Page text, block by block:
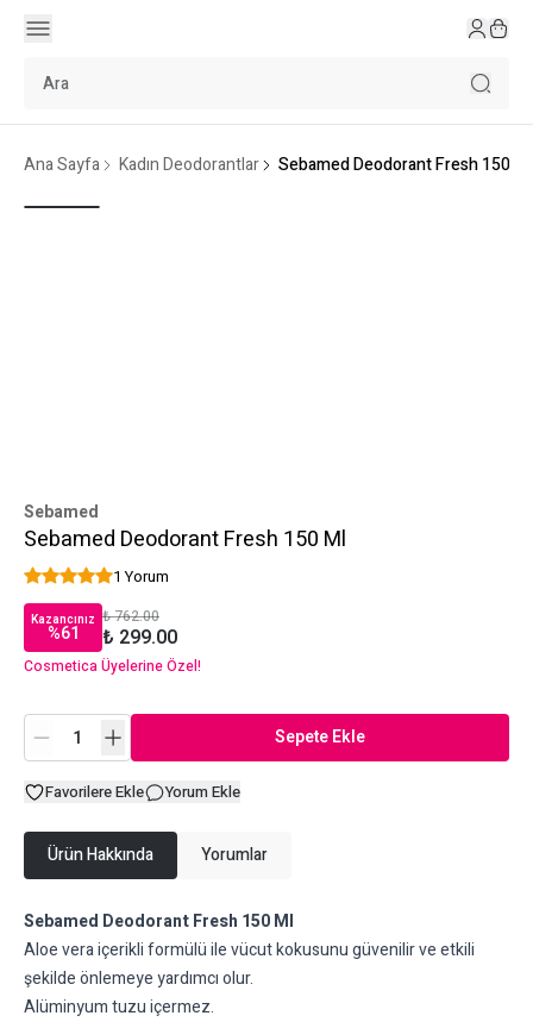
Ana Sayfa Kadın Deodorantlar Sebamed Deodorant Fresh 150 Ml
Sebamed
Sebamed Deodorant Fresh 150 Ml
1 Yorum
Kazancınız
%61
₺ 762.00
₺ 299.00
Cosmetica Üyelerine Özel!
Sepete Ekle
Favorilere Ekle Yorum Ekle
Ürün Hakkında Yorumlar
Sebamed Deodorant Fresh 150 Ml
Aloe vera içerikli formülü ile vücut kokusunu güvenilir ve etkili
şekilde önlemeye yardımcı olur.
Alüminyum tuzu içermez.